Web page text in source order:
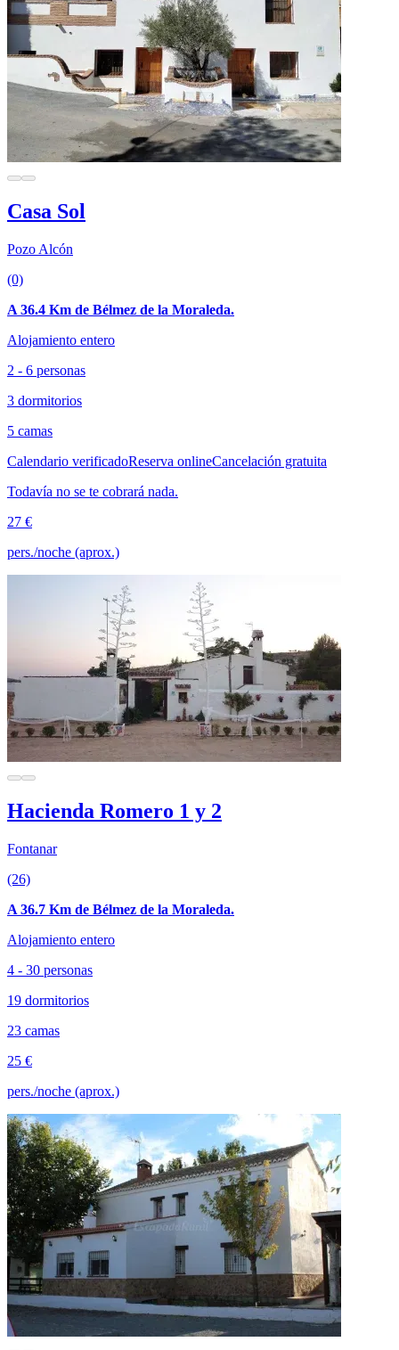
Casa Sol
Pozo Alcón
(0)
A 36.4 Km de Bélmez de la Moraleda.
Alojamiento entero
2 - 6 personas
3 dormitorios
5 camas
Calendario verificadoReserva onlineCancelación gratuita
Todavía no se te cobrará nada.
27 €
pers./noche (aprox.)
Hacienda Romero 1 y 2
Fontanar
(26)
A 36.7 Km de Bélmez de la Moraleda.
Alojamiento entero
4 - 30 personas
19 dormitorios
23 camas
25 €
pers./noche (aprox.)